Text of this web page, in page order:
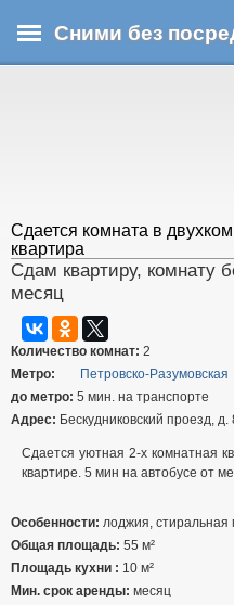
к
основному
Сними без
Сдается комната в
квартира
Сдам квартиру, комнату
месяц
Количество комнат: 2
Метро:
Петровско-Разумовская
до метро: 5 мин. на транспорте
Адрес: Бескудниковский проезд, д.
Сдается уютная 2-х комнатная
квартире. 5 мин на автобусе от
Особенности: лоджия,
Общая площадь: 55 м²
Площадь кухни : 10 м²
Мин. срок аренды: месяц